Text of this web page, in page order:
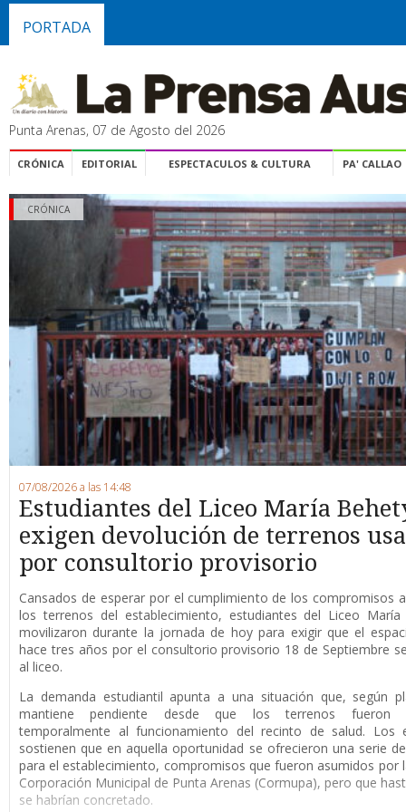
PORTADA
Punta Arenas, 07 de Agosto del 2026
CRÓNICA EDITORIAL ESPECTACULOS & CULTURA PA' CALLAO
CRÓNICA
07/08/2026 a las 14:48
Estudiantes del Liceo María
exigen devolución de terrenos
por consultorio provisorio
Cansados de esperar por el cumplimiento de los compromisos
los terrenos del establecimiento, estudiantes del Liceo
movilizaron durante la jornada de hoy para exigir que el
hace tres años por el consultorio provisorio 18 de Septiembre
al liceo.
La demanda estudiantil apunta a una situación que, según
mantiene pendiente desde que los terrenos fueron
temporalmente al funcionamiento del recinto de salud. Los
sostienen que en aquella oportunidad se ofrecieron una serie
para el establecimiento, compromisos que fueron asumidos por
Corporación Municipal de Punta Arenas (Cormupa), pero que
se habrían concretado.